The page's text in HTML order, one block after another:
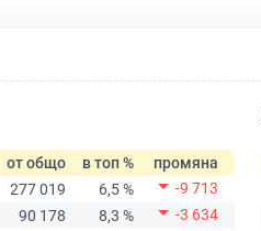
от общо в топ %
промяна
277 019 6,5 %
-9 713
90 178 8,3 %
-3 634